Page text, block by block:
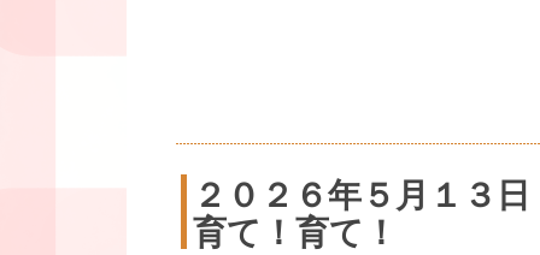
２０２６年５月１３日
育て！育て！